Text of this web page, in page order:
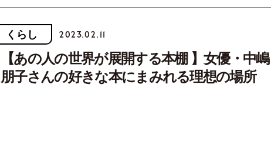
くらし 2023.02.11
【あの人の世界が展開する本棚 】女優・中嶋
朋子さんの好きな本にまみれる理想の場所